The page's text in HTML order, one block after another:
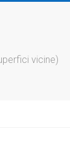
vicine)